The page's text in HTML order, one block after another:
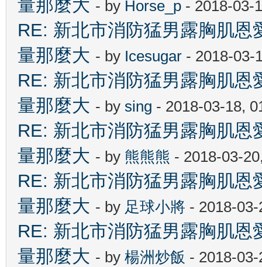
量那麼大 - by Horse_p - 2018-03-
RE: 新北市消防猛男露胸肌
量那麼大 - by Icesugar - 2018-03-
RE: 新北市消防猛男露胸肌
量那麼大 - by sing - 2018-03-18,
RE: 新北市消防猛男露胸肌
量那麼大 - by 熊熊熊 - 2018-03-
RE: 新北市消防猛男露胸肌
量那麼大 - by 足球小將 - 2018-
RE: 新北市消防猛男露胸肌
量那麼大 - by 楊洲炒飯 - 2018-